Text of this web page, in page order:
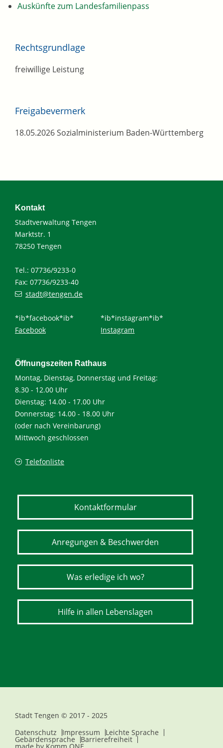
Auskünfte zum Landesfamilienpass
Rechtsgrundlage
freiwillige Leistung
Freigabevermerk
18.05.2026 Sozialministerium Baden-Württemberg
Kontakt
Stadtverwaltung Tengen
Marktstr. 1
78250 Tengen
Tel.: 07736/9233-0
Fax: 07736/9233-40
stadt@tengen.de
*ib*facebook*ib*
Facebook
*ib*instagram*ib*
Instagram
Öffnungszeiten Rathaus
Montag, Dienstag, Donnerstag und Freitag:
8.30 - 12.00 Uhr
Dienstag: 14.00 - 17.00 Uhr
Donnerstag: 14.00 - 18.00 Uhr
(oder nach Vereinbarung)
Mittwoch geschlossen
Telefonliste
Kontaktformular
Anregungen & Beschwerden
Was erledige ich wo?
Hilfe in allen Lebenslagen
Stadt Tengen © 2017 - 2025
Datenschutz
Impressum Leichte Sprache
Gebärdensprache Barrierefreiheit